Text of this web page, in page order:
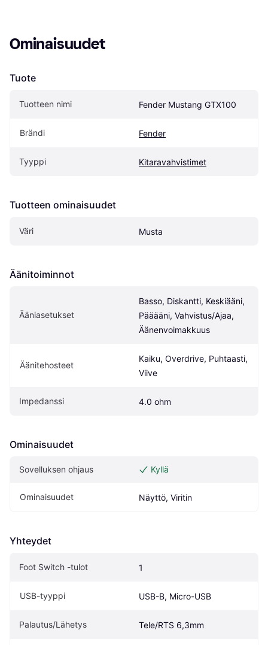
Ominaisuudet
Tuote
Tuotteen nimi Fender Mustang GTX100
Brändi Fender
Tyyppi Kitaravahvistimet
Tuotteen ominaisuudet
Väri Musta
Äänitoiminnot
Ääniasetukset
Basso, Diskantti, Keskiääni,
Pääääni, Vahvistus/Ajaa,
Äänenvoimakkuus
Äänitehosteet
Kaiku, Overdrive, Puhtaasti,
Viive
Impedanssi 4.0 ohm
Ominaisuudet
Sovelluksen ohjaus Kyllä
Ominaisuudet Näyttö, Viritin
Yhteydet
Foot Switch -tulot 1
USB-tyyppi USB-B, Micro-USB
Palautus/Lähetys Tele/RTS 6,3mm